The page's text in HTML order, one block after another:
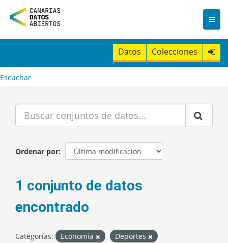
n
t
Datos Colecciones
Escuchar
Ordenar por
1 conjunto de datos
encontrado
Categorías: Economía
Deportes